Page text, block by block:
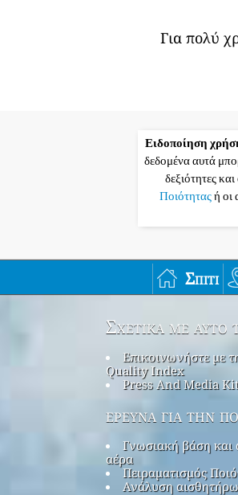
Για πολύ
Ειδοποίηση
δεδομένα αυτά
δεξιότητες
Ποιότηταςή οι
Σπίτι
Σχετικά με αυτό
Επικοινωνήστε με
Quality Index
Press And Media Kit
έρευνα για την
Γνωσιακή βάση και
αέρα
Πειραματισμός
Ανάλυση